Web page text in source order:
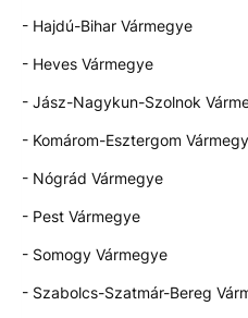
- Hajdú-Bihar Vármegye
- Heves Vármegye
- Jász-Nagykun-Szolnok
- Komárom-Esztergom
- Nógrád Vármegye
- Pest Vármegye
- Somogy Vármegye
- Szabolcs-Szatmár-Bereg